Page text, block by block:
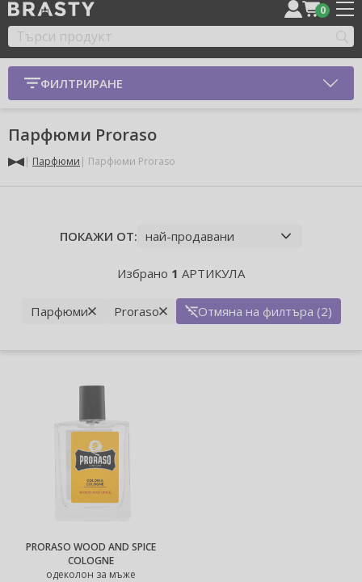
0
ФИЛТРИРАНЕ
Парфюми Proraso
Парфюми Парфюми Proraso
ПОКАЖИ ОТ:
Избрано 1 АРТИКУЛА
Парфюми Proraso Отмяна на филтъра (2)
PRORASO WOOD AND SPICE
COLOGNE
одеколон за мъже